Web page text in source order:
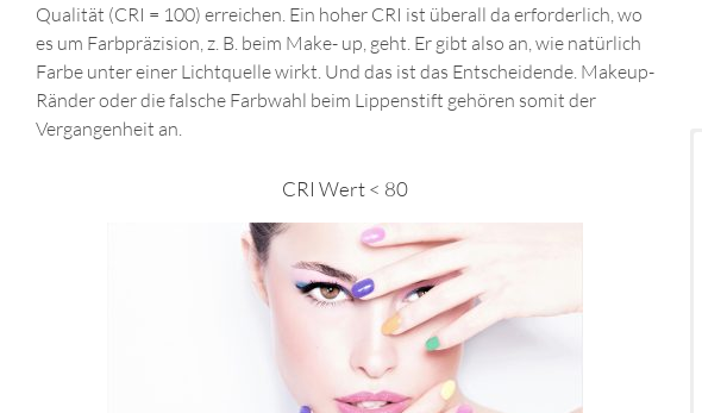
Qualität (CRI = 100) erreichen. Ein hoher CRI ist überall da erforderlich, wo
es um Farbpräzision, z. B. beim Make- up, geht. Er gibt also an, wie natürlich
Farbe unter einer Lichtquelle wirkt. Und das ist das Entscheidende. Makeup-
Ränder oder die falsche Farbwahl beim Lippenstift gehören somit der
Vergangenheit an.
CRI Wert < 80